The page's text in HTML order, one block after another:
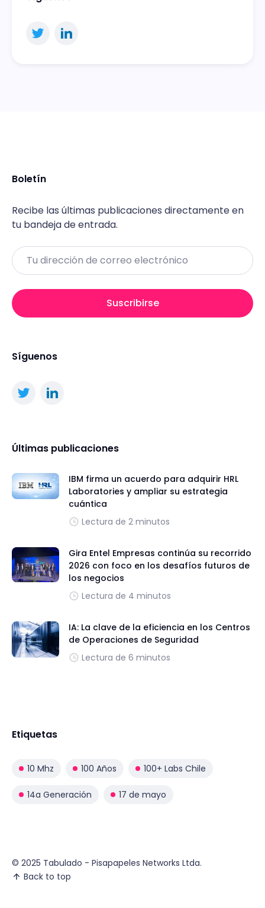
Boletín
Recibe las últimas publicaciones directamente en
tu bandeja de entrada.
Email
Suscribirse
Síguenos
Últimas publicaciones
IBM firma un acuerdo para adquirir HRL
Laboratories y ampliar su estrategia
cuántica
Lectura de 2 minutos
Gira Entel Empresas continúa su recorrido
2026 con foco en los desafíos futuros de
los negocios
Lectura de 4 minutos
IA: La clave de la eficiencia en los Centros
de Operaciones de Seguridad
Lectura de 6 minutos
Etiquetas
10 Mhz 100 Años 100+ Labs Chile
14a Generación 17 de mayo
© 2025 Tabulado - Pisapapeles Networks Ltda.
Back to top